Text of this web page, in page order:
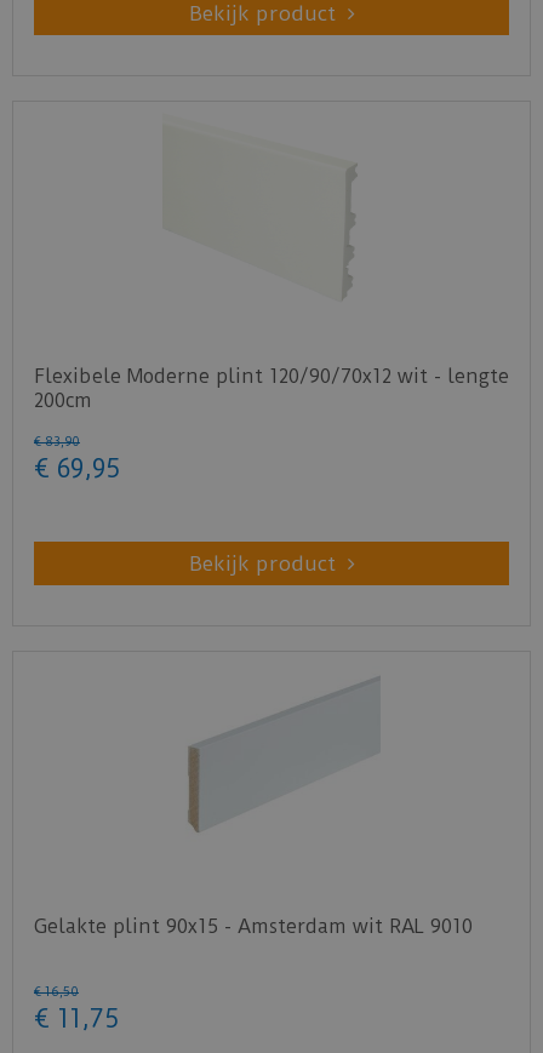
Bekijk product
Flexibele Moderne plint 120/90/70x12 wit - lengte
200cm
€ 83,90
€ 69,95
Bekijk product
Gelakte plint 90x15 - Amsterdam wit RAL 9010
€ 16,50
€ 11 ,75